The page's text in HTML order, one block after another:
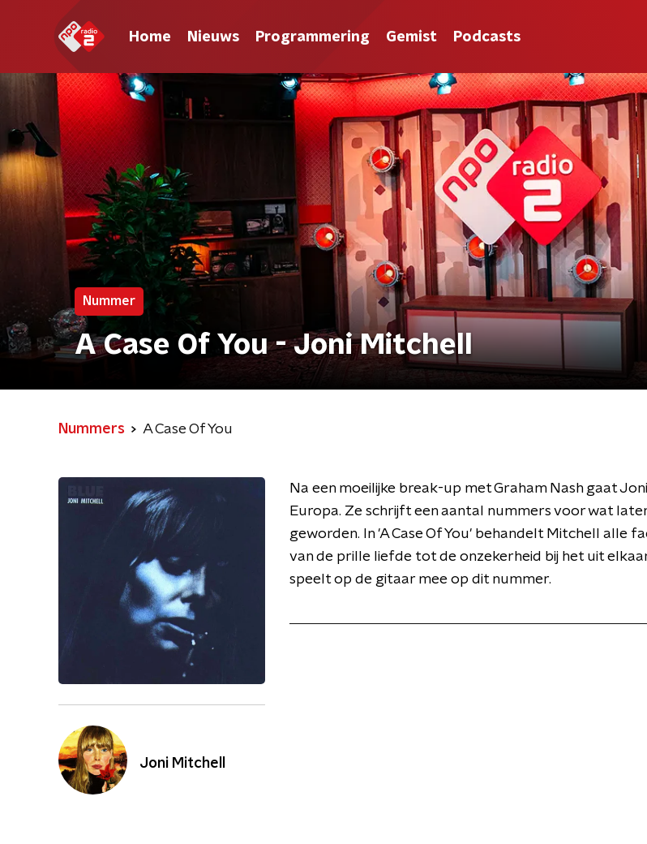
Home Nieuws Programmering Gemist Podcasts
Nummer
A Case Of You - Joni Mitchell
Nummers A Case Of You
Joni Mitchell
Na een moeilijke break-up met Graham Nash gaat
Europa. Ze schrijft een aantal nummers voor wat later
geworden. In 'A Case Of You' behandelt Mitchell alle
van de prille liefde tot de onzekerheid bij het uit
speelt op de gitaar mee op dit nummer.